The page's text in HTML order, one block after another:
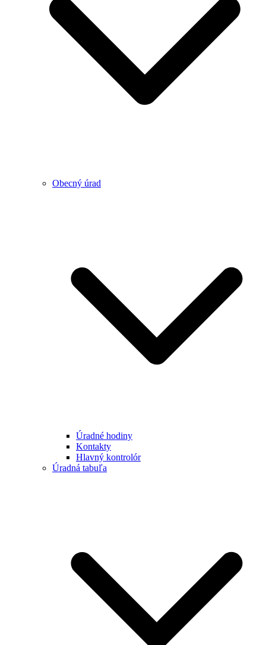
Obecný úrad
Úradné hodiny
Kontakty
Hlavný kontrolór
Úradná tabuľa